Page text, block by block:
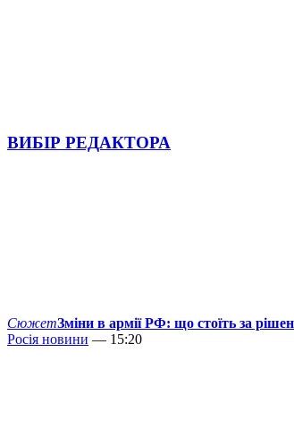
ВИБІР РЕДАКТОРА
СюжетЗміни в армії РФ: що стоїть за
Росія новини — 15:20